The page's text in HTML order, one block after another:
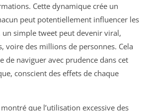
Cette dynamique crée un
peut potentiellement influencer les
un simple tweet peut devenir viral,
voire des millions de personnes. Cela
de naviguer avec prudence dans cet
conscient des effets de chaque
que l’utilisation excessive des